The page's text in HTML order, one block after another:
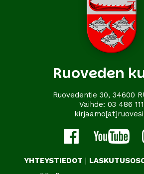
Ruoveden
Ruovedentie 30, 34600
Vaihde: 03 486 111
YHTEYSTIEDOT |